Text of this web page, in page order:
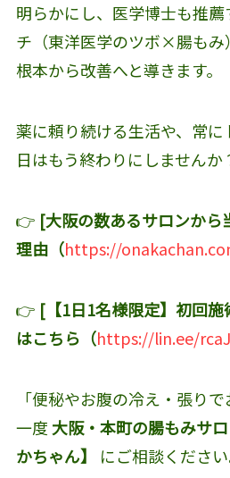
明らかにし、医学博士も推
チ（東洋医学のツボ×腸もみ
根本から改善へと導きます。
薬に頼り続ける生活や、常
日はもう終わりにしませんか
👉 [大阪の数あるサロンから
理由（https://
👉 [【1日1名様限定】初回
はこちら（https://lin.ee/
「便秘やお腹の冷え・張り
一度 大阪・本町の腸もみサ
かちゃん】
にご相談ください